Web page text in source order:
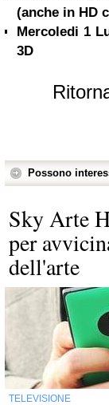
(anche in HD
Mercoledi 1
3D
Possono
Sky Arte
per
dell'arte
TELEVISIONE